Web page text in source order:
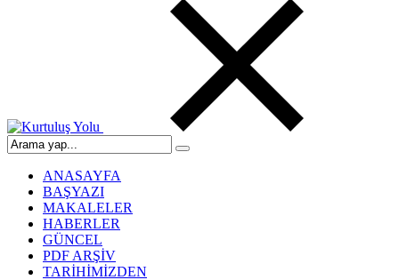
ANASAYFA
BAŞYAZI
MAKALELER
HABERLER
GÜNCEL
PDF ARŞİV
TARİHİMİZDEN